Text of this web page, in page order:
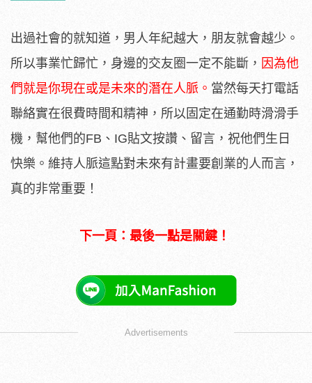
出過社會的就知道，男人年紀越大，朋友就會越少。
所以事業忙歸忙，身邊的交友圈一定不能斷， 因為他
們就是你現在或是未來的潛在人脈。 當然每天打電話
聯絡實在很費時間和精神，所以固定在通勤時滑滑手
機，幫他們的FB、IG貼文按讚、留言，祝他們生日
快樂。維持人脈這點對未來有計畫要創業的人而言，
真的非常重要！
下一頁：最後一點是關鍵！
Advertisements